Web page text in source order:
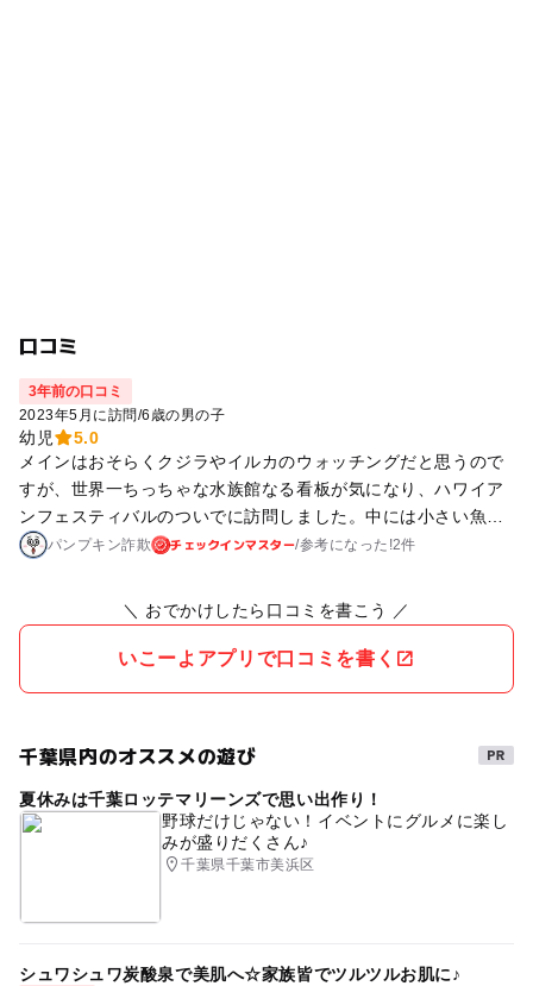
口コミ
3年前の口コミ
2023年5月に訪問/6歳の男の子
幼児
5.0
メインはおそらくクジラやイルカのウォッチングだと思うので
すが、世界一ちっちゃな水族館なる看板が気になり、ハワイア
ンフェスティバルのついでに訪問しました。中には小さい魚や
エビなどの水槽とヒトデなどと触れ合えるコーナーあり。 入っ
がいろいろ説明してくれて大人も勉強になりました。 今度はク
ジラウォッチングとかも行ってみたい！
パンプキン詐欺 チェックインマスター/参考になった!2件
＼ おでかけしたら口コミを書こう ／
いこーよアプリで口コミを書く
千葉県内のオススメの遊び
夏休みは千葉ロッテマリーンズで思い出作り！
野球だけじゃない！イベントにグルメに楽し
みが盛りだくさん♪
千葉県千葉市美浜区
シュワシュワ炭酸泉で美肌へ☆家族皆でツルツルお肌に♪